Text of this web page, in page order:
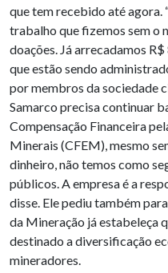
que tem recebido até
trabalho que fizemos sem o
doações. Já arrecadamos
que estão sendo
por membros da sociedade
Samarco precisa continuar
Compensação Financeira
Minerais (CFEM), mesmo
dinheiro, não temos como
públicos. A empresa é a
disse. Ele pediu também
da Mineração já estabeleça
destinado a diversificação
mineradores.